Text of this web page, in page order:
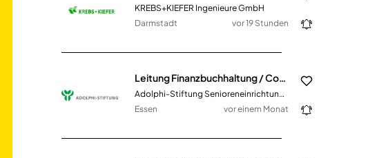
KREBS+KIEFER Ingenieure GmbH
Darmstadt
vor 19 Stunden
Leitung Finanzbuchhaltung / Controlling in Stellvertretung (m/w/d)
Adolphi-Stiftung Senioreneinrichtungen gGmbH
Essen
vor einem Monat